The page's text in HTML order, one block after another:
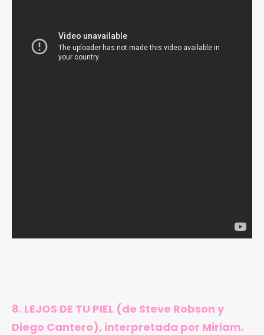
8. LEJOS DE TU PIEL (de Steve Robson y
Diego Cantero), interpretada por Miriam.